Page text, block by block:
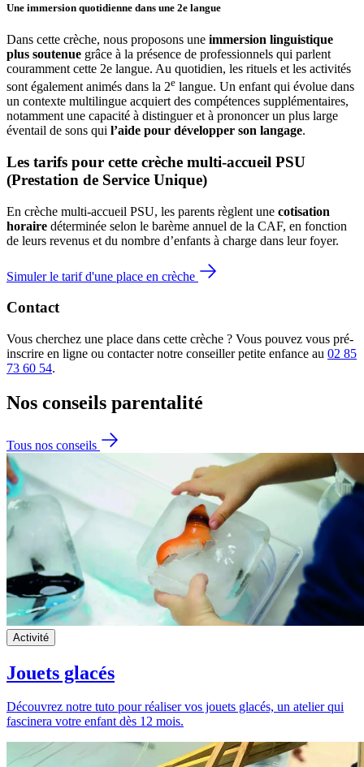
Une immersion quotidienne dans une 2e langue
Dans cette crèche, nous proposons une immersion linguistique
plus soutenue grâce à la présence de professionnels qui parlent
couramment cette 2e langue. Au quotidien, les rituels et les activités
sont également animés dans la 2e langue. Un enfant qui évolue dans
un contexte multilingue acquiert des compétences supplémentaires,
notamment une capacité à distinguer et à prononcer un plus large
éventail de sons qui l’aide pour développer son langage.
Les tarifs pour cette crèche multi-accueil PSU
(Prestation de Service Unique)
En crèche multi-accueil PSU, les parents règlent une cotisation
horaire déterminée selon le barème annuel de la CAF, en fonction
de leurs revenus et du nombre d’enfants à charge dans leur foyer.
Simuler le tarif d'une place en crèche
Contact
Vous cherchez une place dans cette crèche ? Vous pouvez vous pré-
inscrire en ligne ou contacter notre conseiller petite enfance au 02 85
73 60 54.
Nos conseils parentalité
Tous nos conseils
Activité
Jouets glacés
Découvrez notre tuto pour réaliser vos jouets glacés, un atelier qui
fascinera votre enfant dès 12 mois.